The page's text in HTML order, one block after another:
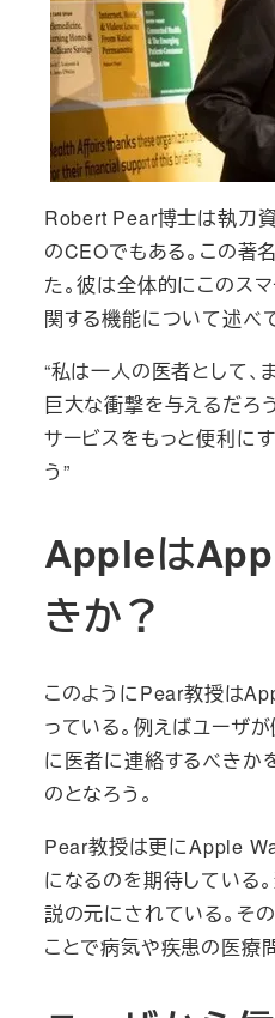
Robert Pear博士は執刀
のCEOでもある。この著
た。彼は全体的にこのス
関する機能について述べ
“私は一人の医者として
巨大な衝撃を与えるだろ
サービスをもっと便利に
う”
Appleは
きか？
このようにPear教授は
っている。例えばユーザ
に医者に連絡するべきか
のとなろう。
Pear教授は更にApple
になるのを期待している
説の元にされている。そ
ことで病気や疾患の医療